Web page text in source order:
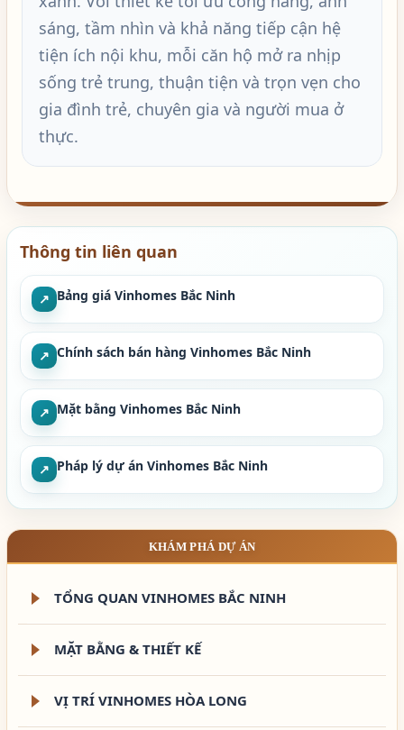
sáng, tầm nhìn và khả năng tiếp cận hệ
tiện ích nội khu, mỗi căn hộ mở ra nhịp
sống trẻ trung, thuận tiện và trọn vẹn cho
gia đình trẻ, chuyên gia và người mua ở
thực.
Thông tin liên quan
↗ Bảng giá Vinhomes Bắc Ninh
↗ Chính sách bán hàng Vinhomes Bắc Ninh
↗ Mặt bằng Vinhomes Bắc Ninh
↗ Pháp lý dự án Vinhomes Bắc Ninh
KHÁM PHÁ DỰ ÁN
TỔNG QUAN VINHOMES BẮC NINH
MẶT BẰNG & THIẾT KẾ
VỊ TRÍ VINHOMES HÒA LONG